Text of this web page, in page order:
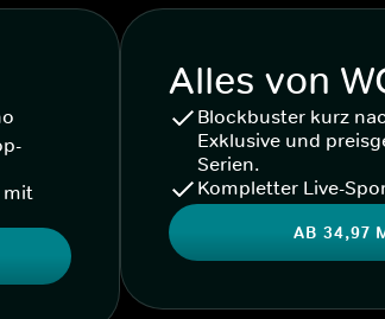
mit
Alles von
Blockbuster kurz
Exklusive und
Serien.
Kompletter Live-
AB 34,97